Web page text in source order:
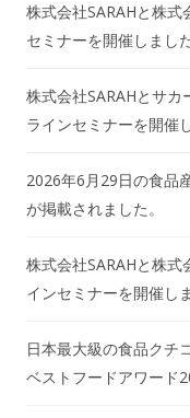
株式会社SARAHと株
セミナーを開催しまし
株式会社SARAHとサ
ラインセミナーを開催
2026年6月29日の食品
が掲載されました。
株式会社SARAHと株
インセミナーを開催し
日本最大級の食品クチ
ベストフードアワード